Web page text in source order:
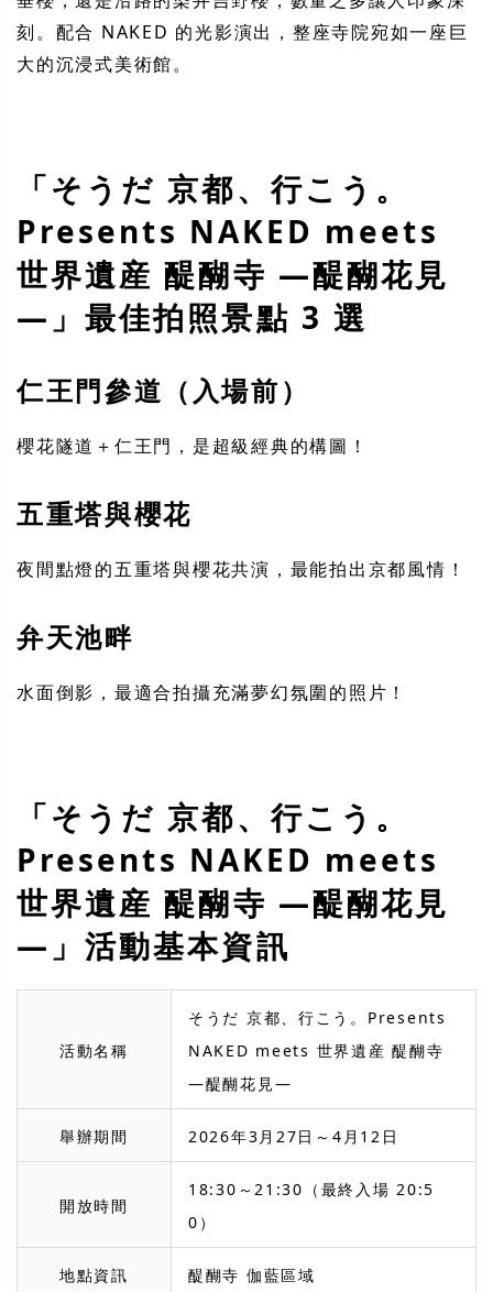
刻。配合 NAKED 的光影演出，整座寺院宛如一座巨
大的沉浸式美術館。
「そうだ 京都、行こう。
Presents NAKED meets
世界遺産 醍醐寺 ―醍醐花見
―」最佳拍照景點 3 選
仁王門參道（入場前）
櫻花隧道＋仁王門，是超級經典的構圖！
五重塔與櫻花
夜間點燈的五重塔與櫻花共演，最能拍出京都風情！
弁天池畔
水面倒影，最適合拍攝充滿夢幻氛圍的照片！
「そうだ 京都、行こう。
Presents NAKED meets
世界遺産 醍醐寺 ―醍醐花見
―」活動基本資訊
活動名稱
そうだ 京都、行こう。Presents
NAKED meets 世界遺産 醍醐寺
―醍醐花見―
舉辦期間 2026年3月27日～4月12日
開放時間
18:30～21:30（最終入場 20:5
0）
地點資訊 醍醐寺 伽藍區域